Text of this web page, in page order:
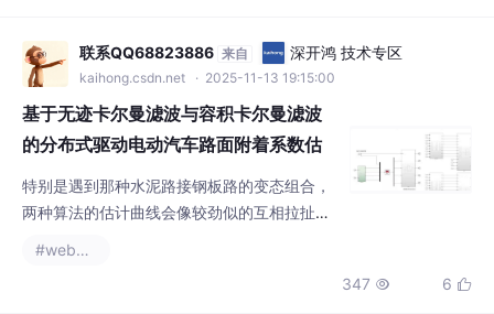
法优化五次B样条时间最优，机械臂型号可以
更改，关节值可以更改。机械臂轨迹规划算法
间最优，机械臂型号可以
联系QQ68823886 来自 深开鸿 技术专区
kaihong.csdn.net · 2025-11-13 19:15:00
基于无迹卡尔曼滤波与容积卡尔曼滤波
的分布式驱动电动汽车路面附着系数估
特别是遇到那种水泥路接钢板路的变态组合，
两种算法的估计曲线会像较劲似的互相拉扯，
个式子的时候，把实验室的轮胎数据本都快翻
347  6 